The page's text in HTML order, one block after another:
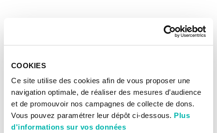
COOKIES
Ce site utilise des cookies afin de vous proposer une
navigation optimale, de réaliser des mesures d’audience
et de promouvoir nos campagnes de collecte de dons.
Vous pouvez paramétrer leur dépôt ci-dessous. Plus
d'informations sur vos données